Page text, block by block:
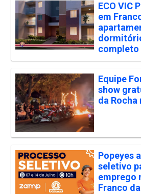
ECO VIC
em
completo
Equipe
show
da Rocha
Popeyes
seletivo
emprego
Franco